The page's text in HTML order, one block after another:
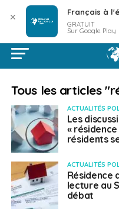
Tous les articles
ACTUALITÉS
Les
«
résidents
ACTUALITÉS
Résidence
lecture au
débat
✕ Français à
GRATUIT
Sur Google Play